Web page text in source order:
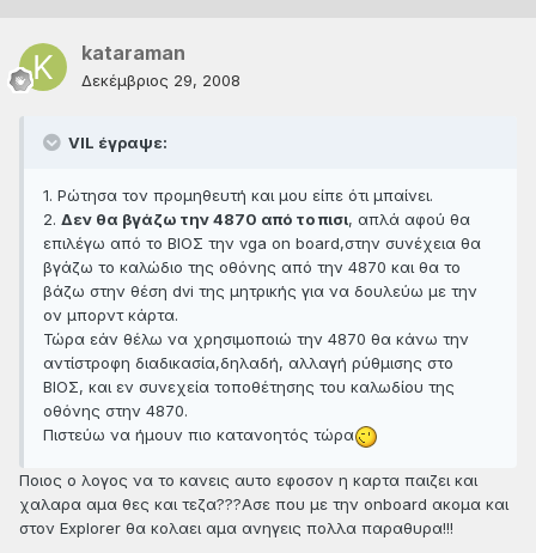
kataraman
Δεκέμβριος 29, 2008
VIL έγραψε:
1. Ρώτησα τον προμηθευτή και μου είπε ότι μπαίνει.
2. Δεν θα βγάζω την 4870 από το πισι, απλά αφού θα
επιλέγω από το ΒΙΟΣ την vga on board,στην συνέχεια θα
βγάζω το καλώδιο της οθόνης από την 4870 και θα το
βάζω στην θέση dvi της μητρικής για να δουλεύω με την
ον μπορντ κάρτα.
Τώρα εάν θέλω να χρησιμοποιώ την 4870 θα κάνω την
αντίστροφη διαδικασία,δηλαδή, αλλαγή ρύθμισης στο
ΒΙΟΣ, και εν συνεχεία τοποθέτησης του καλωδίου της
οθόνης στην 4870.
Πιστεύω να ήμουν πιο κατανοητός τώρα
Ποιος ο λογος να το κανεις αυτο εφοσον η καρτα παιζει και
χαλαρα αμα θες και τεζα???Ασε που με την onboard ακομα και
στον Explorer θα κολαει αμα ανηγεις πολλα παραθυρα!!!